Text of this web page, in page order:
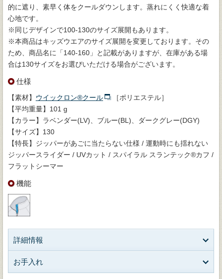
的に遮り、素早く体をクールダウンします。蒸れにくく快適な着
心地です。
※同じデザインで100-130のサイズ展開もあります。
※本商品はキッズウエアのサイズ展開を変更しております。その
ため、商品名に「140-160」と記載がありますが、在庫がある場
合は130サイズをお選びいただける場合がございます。
仕様
【素材】 ウイックロン®クール
［ポリエステル］
【平均重量】101 g
【カラー】ラベンダー(LV)、ブルー(BL)、ダークグレー(DGY)
【サイズ】130
【特長】ジッパーがあごに当たらない仕様 / 運動時にも揺れない
ジッパースライダー / UVカット / スパイラル スランテック®カフ /
フラットシーマー
機能
詳細情報
お手入れ